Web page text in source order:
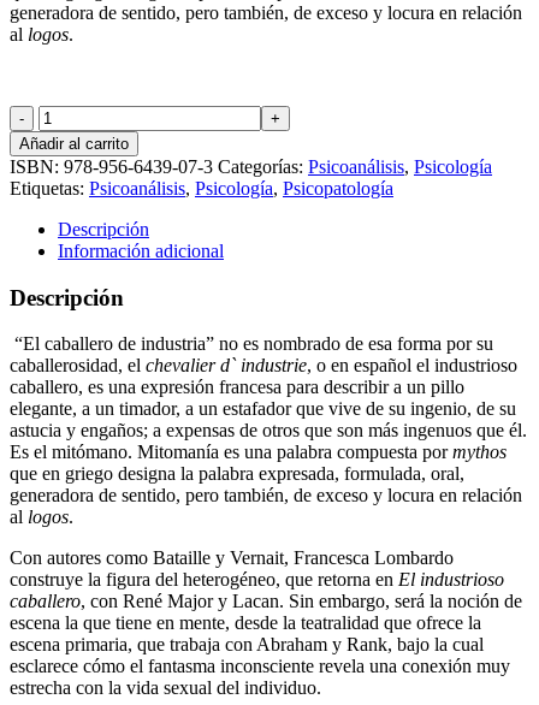
generadora de sentido, pero también, de exceso y locura en relación
al logos.
El
industrioso
caballero
de
Thanatos
cantidad
Añadir al carrito
ISBN: 978-956-6439-07-3 Categorías: Psicoanálisis, Psicología
Etiquetas: Psicoanálisis, Psicología, Psicopatología
Descripción
Información adicional
Descripción
“El caballero de industria” no es nombrado de esa forma por su
caballerosidad, el chevalier d` industrie, o en español el industrioso
caballero, es una expresión francesa para describir a un pillo
elegante, a un timador, a un estafador que vive de su ingenio, de su
astucia y engaños; a expensas de otros que son más ingenuos que él.
Es el mitómano. Mitomanía es una palabra compuesta pormythos
que en griego designa la palabra expresada, formulada, oral,
generadora de sentido, pero también, de exceso y locura en relación
al logos.
Con autores como Bataille y Vernait, Francesca Lombardo
construye la figura del heterogéneo, que retorna en El industrioso
caballero, con René Major y Lacan. Sin embargo, será la noción de
escena la que tiene en mente, desde la teatralidad que ofrece la
escena primaria, que trabaja con Abraham y Rank, bajo la cual
esclarece cómo el fantasma inconsciente revela una conexión muy
estrecha con la vida sexual del individuo.